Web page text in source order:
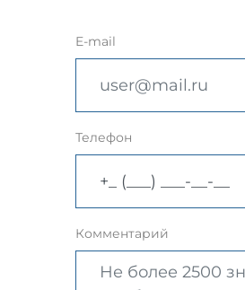
E-mail
Телефон
Комментарий